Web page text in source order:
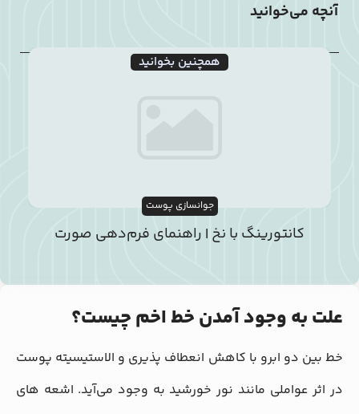
آنچه می‌خوانید
همچنین بخوانید
جوانسازی پوست
کانتورینگ با نخ | راهنمای فرم‌دهی صورت
علت به وجود آمدن خط اخم چیست؟
خط بین دو ابرو با کاهش انعطاف‌ پذیری و الاستیسیته پوست
در اثر عواملی مانند نور خورشید به وجود می‌آید. اشعه‌ های